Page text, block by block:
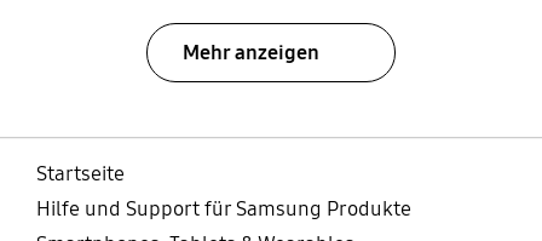
Mehr anzeigen
Startseite
Hilfe und Support für Samsung Produkte